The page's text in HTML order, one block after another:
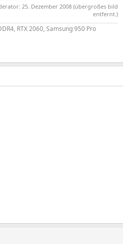
25. Dezember 2008 (übergroßes bild
entfernt.)
RTX 2060, Samsung 950 Pro